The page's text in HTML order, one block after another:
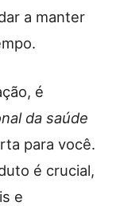
a manter
é
da saúde
para você.
é crucial,
e